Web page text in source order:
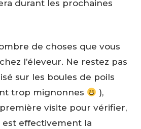
durant les prochaines
de choses que vous
l’éleveur. Ne restez pas
sur les boules de poils
trop mignonnes
),
visite pour vérifier,
est effectivement la